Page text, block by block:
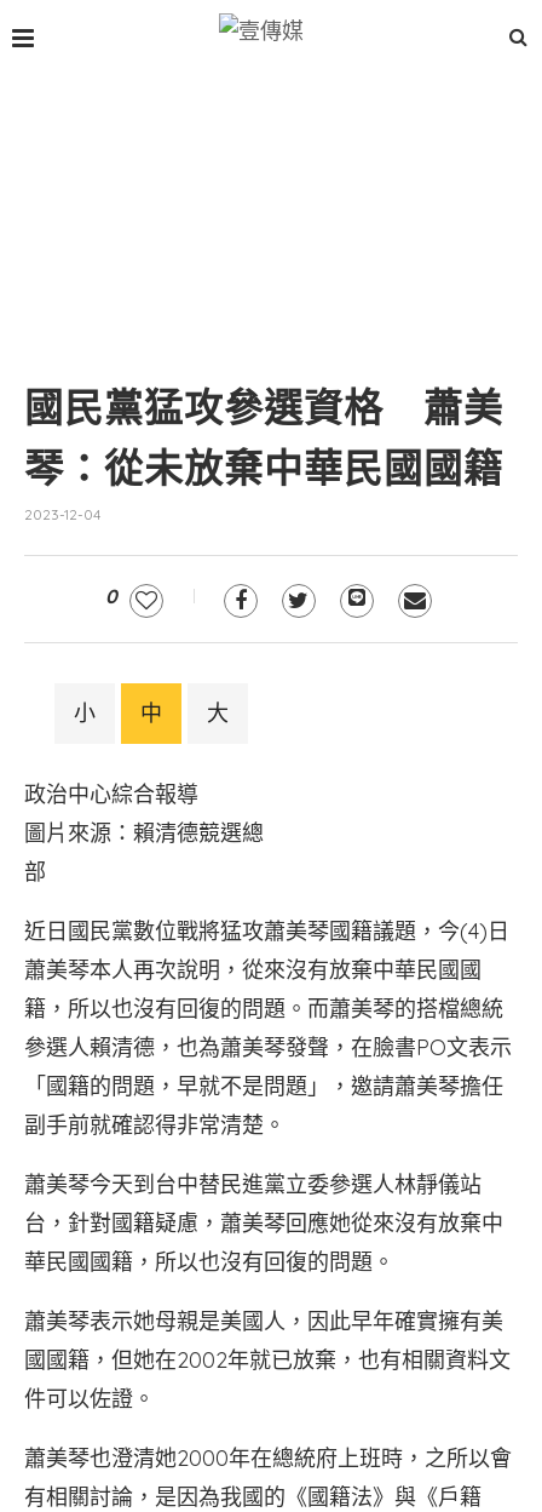
國民黨猛攻參選資格 蕭美
琴：從未放棄中華民國國籍
2023-12-04
0
小 中 大
政治中心綜合報導
圖片來源：賴清德競選總
部
近日國民黨數位戰將猛攻蕭美琴國籍議題，今(4)日
蕭美琴本人再次說明，從來沒有放棄中華民國國
籍，所以也沒有回復的問題。而蕭美琴的搭檔總統
參選人賴清德，也為蕭美琴發聲，在臉書PO文表示
「國籍的問題，早就不是問題」，邀請蕭美琴擔任
副手前就確認得非常清楚。
蕭美琴今天到台中替民進黨立委參選人林靜儀站
台，針對國籍疑慮，蕭美琴回應她從來沒有放棄中
華民國國籍，所以也沒有回復的問題。
蕭美琴表示她母親是美國人，因此早年確實擁有美
國國籍，但她在2002年就已放棄，也有相關資料文
件可以佐證。
蕭美琴也澄清她2000年在總統府上班時，之所以會
有相關討論，是因為我國的《國籍法》與《戶籍